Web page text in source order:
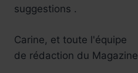
suggestions .
Carine, et toute l'équipe
de rédaction du Magazine